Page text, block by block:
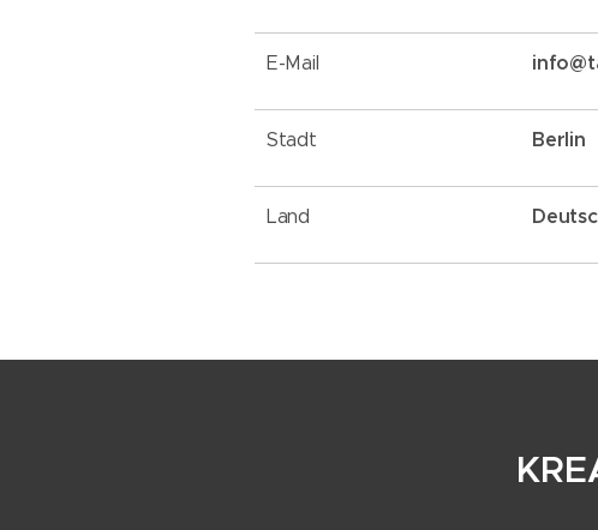
E-Mail
Stadt Berlin
Land